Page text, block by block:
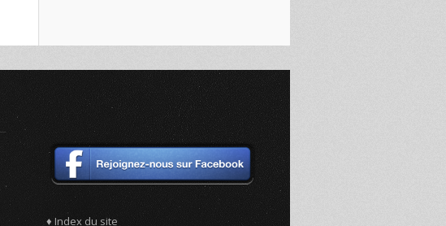
♦ Index du site